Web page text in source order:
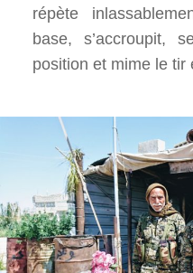
répète
base, s’accroupit,
position et mime le tir